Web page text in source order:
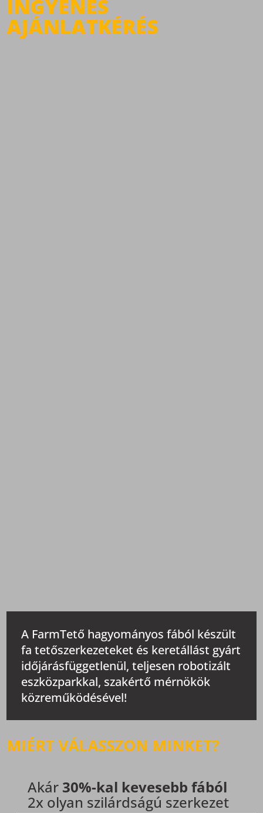
INGYENES
AJÁNLATKÉRÉS
A FarmTető hagyományos fából készült
fa tetőszerkezeteket és keretállást gyárt
időjárásfüggetlenül, teljesen robotizált
eszközparkkal, szakértő mérnökök
közreműködésével!
MIÉRT VÁLASSZON MINKET?
Akár 30%-kal kevesebb fából
2x olyan szilárdságú szerkezet